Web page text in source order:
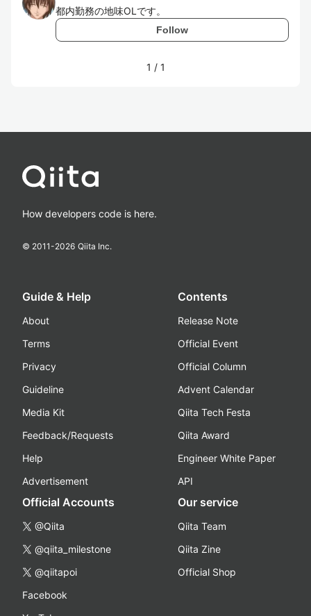
都内勤務の地味OLです。
Follow
1 / 1
How developers code is here.
© 2011-2026 Qiita Inc.
Guide & Help
About
Terms
Privacy
Guideline
Media Kit
Feedback/Requests
Help
Advertisement
Contents
Release Note
Official Event
Official Column
Advent Calendar
Qiita Tech Festa
Qiita Award
Engineer White Paper
API
Official Accounts
@Qiita
@qiita_milestone
@qiitapoi
Facebook
Our service
Qiita Team
Qiita Zine
Official Shop